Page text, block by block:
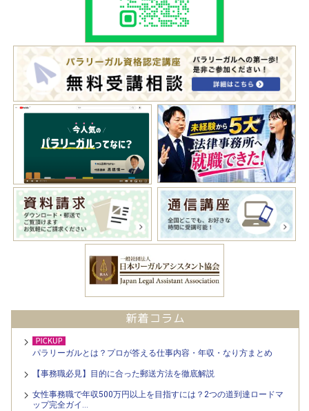
パラリーガルとは？プロが答える仕事内容・年収・なり方まとめ
【事務職必見】目的に合った郵送方法を徹底解説
女性事務職で年収500万円以上を目指すには？2つの道到達ロードマ
ップ完全ガイ…